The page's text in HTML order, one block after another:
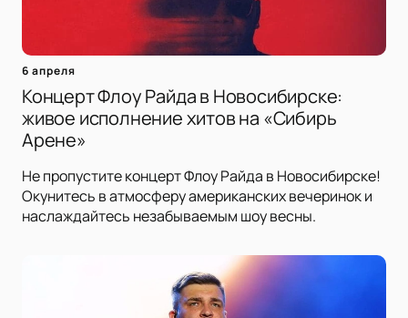
6 апреля
Концерт Флоу Райда в Новосибирске:
живое исполнение хитов на «Сибирь
Арене»
Не пропустите концерт Флоу Райда в Новосибирске!
Окунитесь в атмосферу американских вечеринок и
наслаждайтесь незабываемым шоу весны.